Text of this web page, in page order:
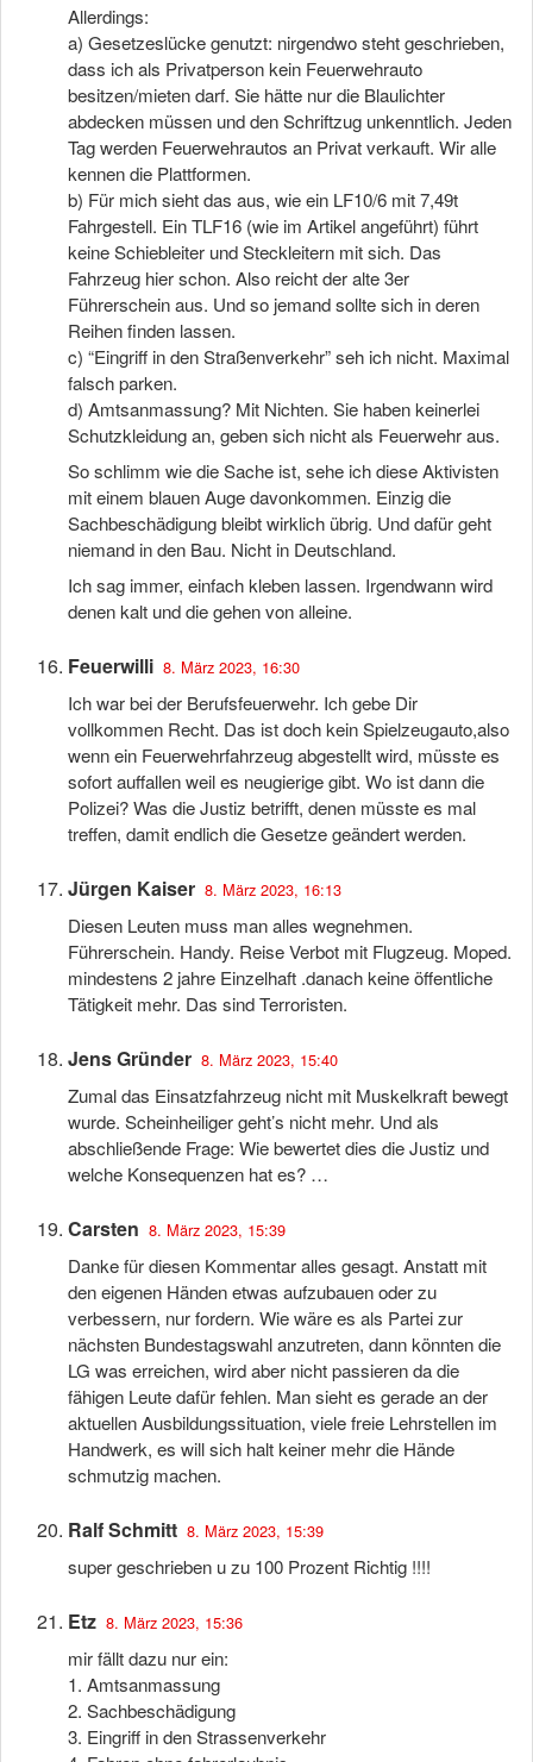
Allerdings:
a) Gesetzeslücke genutzt: nirgendwo steht geschrieben,
dass ich als Privatperson kein Feuerwehrauto
besitzen/mieten darf. Sie hätte nur die Blaulichter
abdecken müssen und den Schriftzug unkenntlich. Jeden
Tag werden Feuerwehrautos an Privat verkauft. Wir alle
kennen die Plattformen.
b) Für mich sieht das aus, wie ein LF10/6 mit 7,49t
Fahrgestell. Ein TLF16 (wie im Artikel angeführt) führt
keine Schiebleiter und Steckleitern mit sich. Das
Fahrzeug hier schon. Also reicht der alte 3er
Führerschein aus. Und so jemand sollte sich in deren
Reihen finden lassen.
c) “Eingriff in den Straßenverkehr” seh ich nicht. Maximal
falsch parken.
d) Amtsanmassung? Mit Nichten. Sie haben keinerlei
Schutzkleidung an, geben sich nicht als Feuerwehr aus.
So schlimm wie die Sache ist, sehe ich diese Aktivisten
mit einem blauen Auge davonkommen. Einzig die
Sachbeschädigung bleibt wirklich übrig. Und dafür geht
niemand in den Bau. Nicht in Deutschland.
Ich sag immer, einfach kleben lassen. Irgendwann wird
denen kalt und die gehen von alleine.
Feuerwilli 8. März 2023, 16:30
Ich war bei der Berufsfeuerwehr. Ich gebe Dir
vollkommen Recht. Das ist doch kein Spielzeugauto,also
wenn ein Feuerwehrfahrzeug abgestellt wird, müsste es
sofort auffallen weil es neugierige gibt. Wo ist dann die
Polizei? Was die Justiz betrifft, denen müsste es mal
treffen, damit endlich die Gesetze geändert werden.
Jürgen Kaiser 8. März 2023, 16:13
Diesen Leuten muss man alles wegnehmen.
Führerschein. Handy. Reise Verbot mit Flugzeug. Moped.
mindestens 2 jahre Einzelhaft .danach keine öffentliche
Tätigkeit mehr. Das sind Terroristen.
Jens Gründer 8. März 2023, 15:40
Zumal das Einsatzfahrzeug nicht mit Muskelkraft bewegt
wurde. Scheinheiliger geht’s nicht mehr. Und als
abschließende Frage: Wie bewertet dies die Justiz und
welche Konsequenzen hat es? …
Carsten 8. März 2023, 15:39
Danke für diesen Kommentar alles gesagt. Anstatt mit
den eigenen Händen etwas aufzubauen oder zu
verbessern, nur fordern. Wie wäre es als Partei zur
nächsten Bundestagswahl anzutreten, dann könnten die
LG was erreichen, wird aber nicht passieren da die
fähigen Leute dafür fehlen. Man sieht es gerade an der
aktuellen Ausbildungssituation, viele freie Lehrstellen im
Handwerk, es will sich halt keiner mehr die Hände
schmutzig machen.
Ralf Schmitt 8. März 2023, 15:39
super geschrieben u zu 100 Prozent Richtig !!!!
Etz 8. März 2023, 15:36
mir fällt dazu nur ein:
1. Amtsanmassung
2. Sachbeschädigung
3. Eingriff in den Strassenverkehr